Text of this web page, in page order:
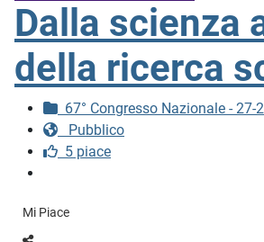
Dalla scienza
della ricerca
67° Congresso Nazionale -
Pubblico
5 piace
Mi Piace